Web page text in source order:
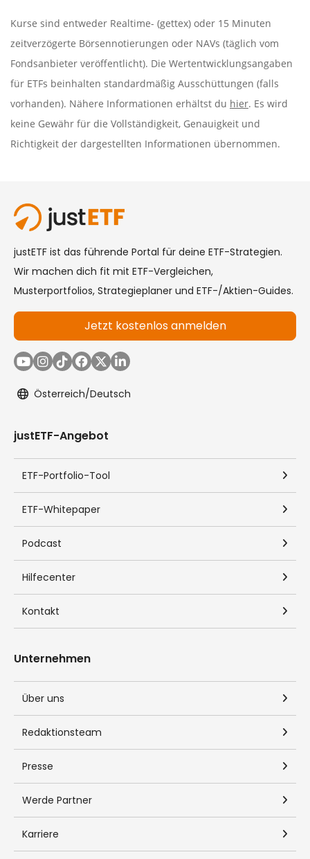
Kurse sind entweder Realtime- (gettex) oder 15 Minuten
zeitverzögerte Börsennotierungen oder NAVs (täglich vom
Fondsanbieter veröffentlicht). Die Wertentwicklungsangaben
für ETFs beinhalten standardmäßig Ausschüttungen (falls
vorhanden). Nähere Informationen erhältst du hier. Es wird
keine Gewähr für die Vollständigkeit, Genauigkeit und
Richtigkeit der dargestellten Informationen übernommen.